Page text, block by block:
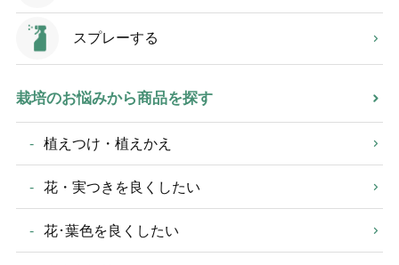
スプレーする
栽培のお悩みから商品を探す
植えつけ・植えかえ
花・実つきを良くしたい
花･葉色を良くしたい